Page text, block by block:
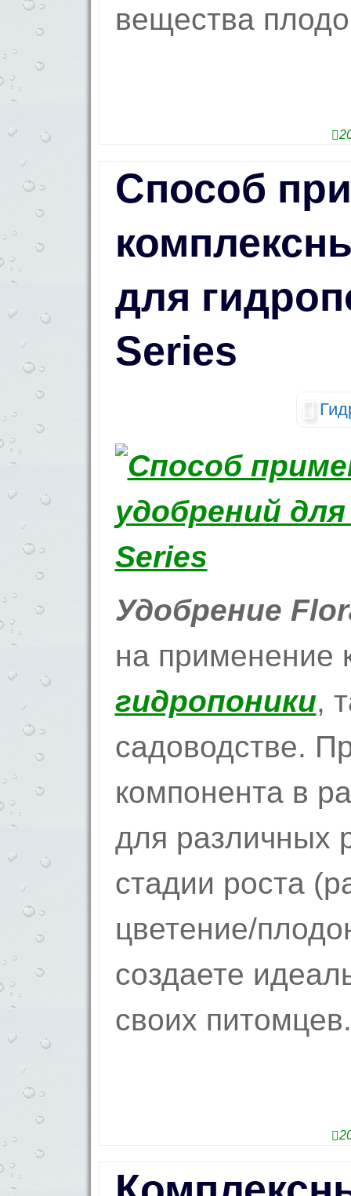
вещества
Способ
для
Series
Удобрение
на применение
гидропоники,
садоводстве.
компонента в
для различных
стадии роста
цветение/
создаете
своих питомцев.